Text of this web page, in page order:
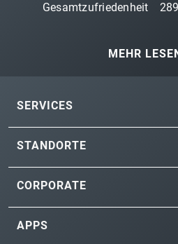
Gesamtzufriedenheit
MEHR
SERVICES
STANDORTE
CORPORATE
APPS